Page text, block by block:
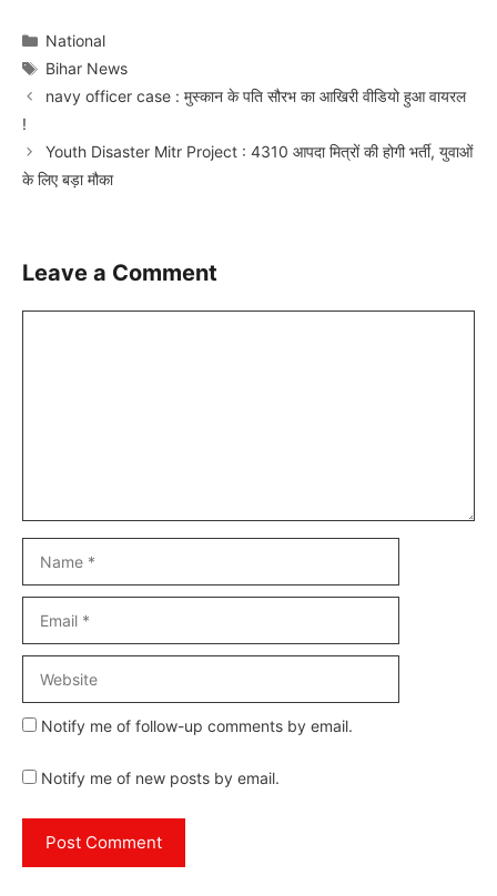
Categories
National
Tags
Bihar News
navy officer case : मुस्कान के पति सौरभ का आखिरी वीडियो हुआ वायरल
!
Youth Disaster Mitr Project : 4310 आपदा मित्रों की होगी भर्ती, युवाओं
के लिए बड़ा मौका
Leave a Comment
Notify me of follow-up comments by email.
Notify me of new posts by email.